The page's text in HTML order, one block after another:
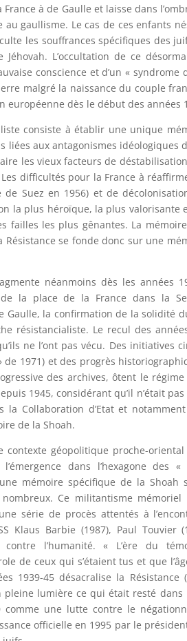
à de Gaulle et laisse dans
gaullisme. Le cas de ces enfants
les souffrances spécifiques des
L’occultation de ce
conscience et d’un «
malgré la naissance du couple
dès le début des années
consiste à établir une unique
liées aux antagonismes idéologiques
les vieux facteurs de
difficultés pour la France à
Suez en 1956) et de
la plus héroïque, la plus valorisante
failles les plus gênantes. La
se fonde donc sur une
néanmoins dès les années
de la place de la France dans la
la confirmation de la solidité
résistancialiste. Le recul des
ne l’ont pas vécu. Des initiatives
de 1971) et des progrès
des archives, ôtent le
1945, considérant qu’il n’était
la Collaboration d’Etat et
de la Shoah.
contexte géopolitique proche-
l’émergence dans l’hexagone
mémoire spécifique de la
Ce militantisme
série de procès attentés à
Klaus Barbie (1987), Paul Touvier
contre l’humanité. « L’ère du
de ceux qui s’étaient tus et que
1939-45 désacralise la
pleine lumière ce qui était resté dans
comme une lutte contre le
officielle en 1995 par le